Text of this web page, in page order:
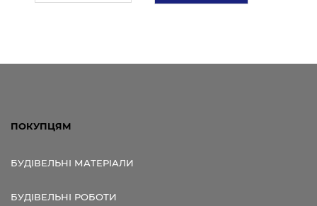
ПОКУПЦЯМ
БУДІВЕЛЬНІ МАТЕРІАЛИ
БУДІВЕЛЬНІ РОБОТИ